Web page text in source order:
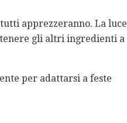
apprezzeranno. La luce
gli altri ingredienti a
per adattarsi a feste